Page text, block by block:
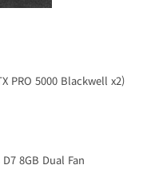
PRO 5000 Blackwell x2)
D7 8GB Dual Fan